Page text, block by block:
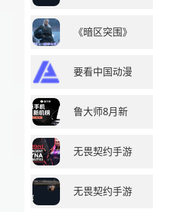
《暗区突围》
要看中国动漫
鲁大师8月新
无畏契约手游
无畏契约手游